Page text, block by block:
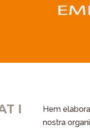
I
Hem
nostra